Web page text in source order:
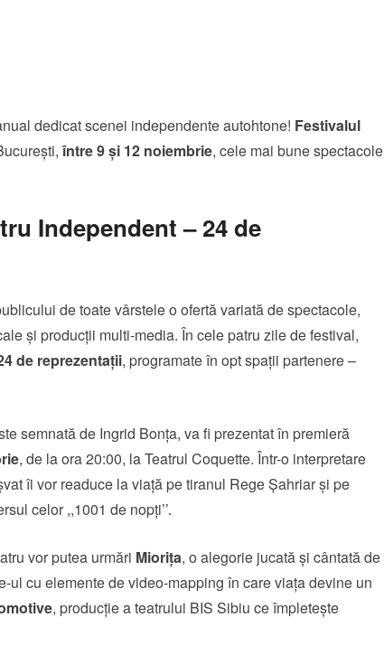
dedicat scenei independente autohtone! Festivalul
între 9 și 12 noiembrie, cele mai bune spectacole
Independent – 24 de
de toate vârstele o ofertă variată de spectacole,
și producții multi-media. În cele patru zile de festival,
de reprezentații, programate în opt spații partenere –
semnată de Ingrid Bonța, va fi prezentat în premieră
, de la ora 20:00, la Teatrul Coquette. Într-o interpretare
îi vor readuce la viață pe tiranul Rege Șahriar și pe
celor ,,1001 de nopți’’.
vor putea urmări Miorița, o alegorie jucată și cântată de
ul cu elemente de video-mapping în care viața devine un
, producție a teatrului BIS Sibiu ce împletește